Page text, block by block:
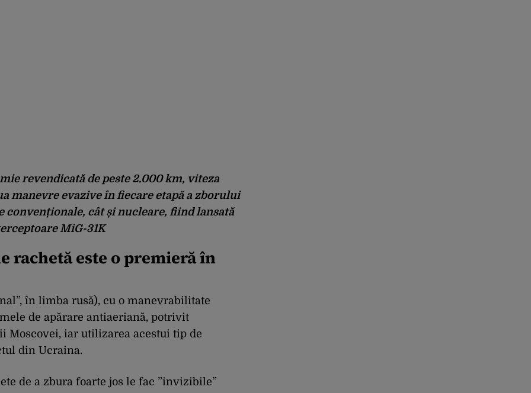
revendicată de peste 2.000 km, viteza
manevre evazive în fiecare etapă a zborului
convenționale, cât și nucleare, fiind lansată
MiG-31K
rachetă este o premieră în
în limba rusă), cu o manevrabilitate
de apărare antiaeriană, potrivit
iar utilizarea acestui tip de
din Ucraina.
de a zbura foarte jos le fac ”invizibile”